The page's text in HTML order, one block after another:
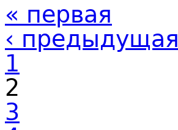
« первая
‹ предыдущая
1
2
3